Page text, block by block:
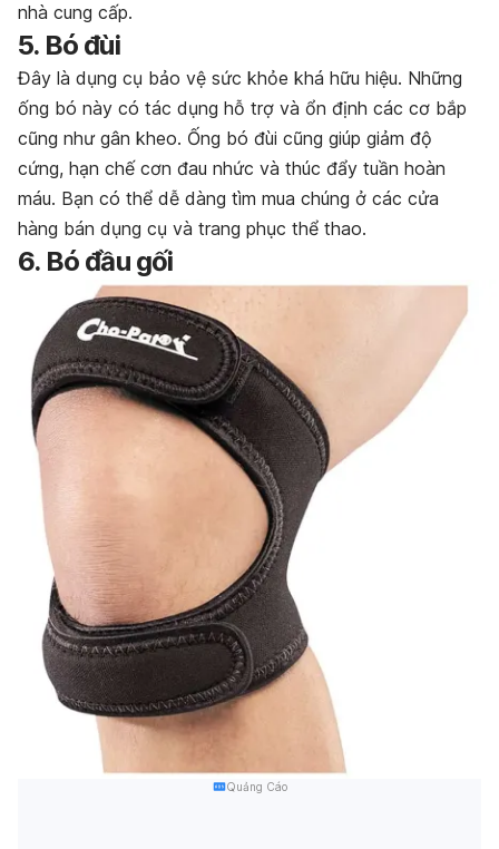
nhà cung cấp.
5. Bó đùi
Đây là dụng cụ bảo vệ sức khỏe khá hữu hiệu. Những
ống bó này có tác dụng hỗ trợ và ổn định các cơ bắp
cũng như gân kheo. Ống bó đùi cũng giúp giảm độ
cứng, hạn chế cơn đau nhức và thúc đẩy tuần hoàn
máu. Bạn có thể dễ dàng tìm mua chúng ở các cửa
hàng bán dụng cụ và trang phục thể thao.
6. Bó đầu gối
Quảng Cáo